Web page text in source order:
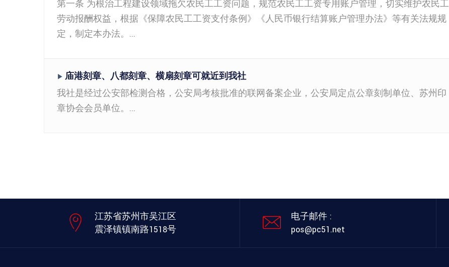
第一条 为根治工程建设领域拖欠农民工工资问题，规范农民工工资专用账户管理，切实维护农民工
劳动报酬权益，根据《保障农民工工资支付条例》《人民币银行结算账户管理办法》等有关法规规
定，制定本办法。...
▶ 庙港刻章、八都刻章、横扇刻章可就近到我社
我社是经过公安部检测合格，公安局考核批准的联网备案企业，公安局定点公章刻制单位、苏州印
章协会会员单位。...
江苏省苏州市吴江区
震泽镇镇南路1518号
电子邮件 :
pos@pc51.net